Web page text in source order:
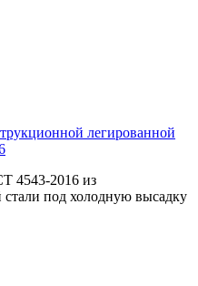
легированной
4543-2016 из
под холодную высадку